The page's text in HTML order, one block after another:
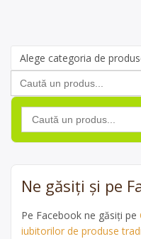
Categorii
de
produse
Search
for:
Search
for:
Ne găsiți și pe
Pe Facebook ne găsiți pe
iubitorilor de produse